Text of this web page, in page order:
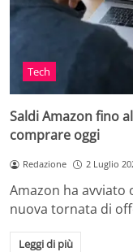
Tech
Saldi Amazon fino
comprare oggi
Redazione 2 Luglio
Amazon ha avviato
nuova tornata di
Leggi di più